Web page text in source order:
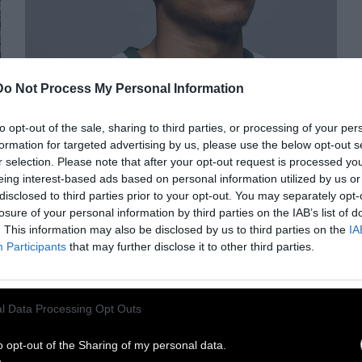
Not Process My Personal Information
opt-out of the sale, sharing to third parties, or processing of your
for targeted advertising by us, please use the below opt-out
selection. Please note that after your opt-out request is processed
interest-based ads based on personal information utilized by us
to third parties prior to your opt-out. You may separately
of your personal information by third parties on the IAB’s list of
This information may also be disclosed by us to third parties on the
Participants that may further disclose it to other third parties.
Data Processing Opt Outs
opt-out of the Sharing of my personal data.
ΠΡΟΠΑΓΑΝΔΑ
«Φοβόμουν να βγω έξω,
μήπως με απελάσουν»
Ο Γιάννης Αντετοκούνμπο μιλά στην
που αντιμετώπισε στην Ελλάδα, τον
ρατσισμό και το πώς είναι να μεγαλώνεις στη